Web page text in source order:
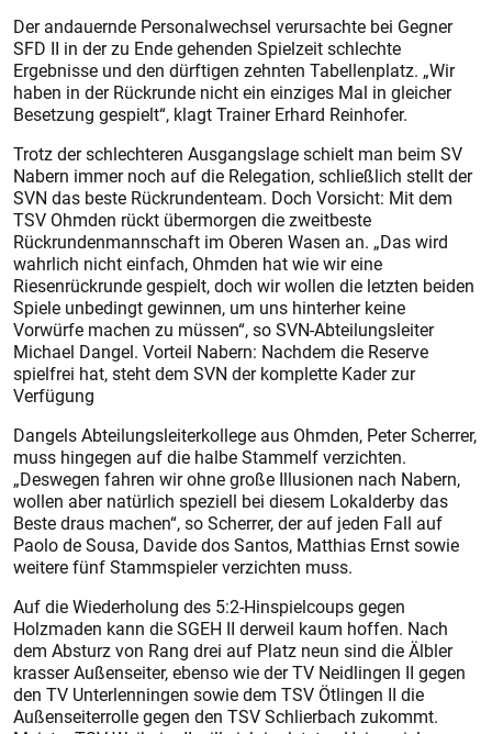
Der andauernde Personalwechsel verursachte bei Gegner
SFD II in der zu Ende gehenden Spielzeit schlechte
Ergebnisse und den dürftigen zehnten Tabellenplatz. „Wir
haben in der Rückrunde nicht ein einziges Mal in gleicher
Besetzung gespielt“, klagt Trainer Erhard Reinhofer.
Trotz der schlechteren Ausgangslage schielt man beim SV
Nabern immer noch auf die Relegation, schließlich stellt der
SVN das beste Rückrundenteam. Doch Vorsicht: Mit dem
TSV Ohmden rückt übermorgen die zweitbeste
Rückrundenmannschaft im Oberen Wasen an. „Das wird
wahrlich nicht einfach, Ohmden hat wie wir eine
Riesenrückrunde gespielt, doch wir wollen die letzten beiden
Spiele unbedingt gewinnen, um uns hinterher keine
Vorwürfe machen zu müssen“, so SVN-Abteilungsleiter
Michael Dangel. Vorteil Nabern: Nachdem die Reserve
spielfrei hat, steht dem SVN der komplette Kader zur
Verfügung
Dangels Abteilungsleiterkollege aus Ohmden, Peter Scherrer,
muss hingegen auf die halbe Stammelf verzichten.
„Deswegen fahren wir ohne große Illusionen nach Nabern,
wollen aber natürlich speziell bei diesem Lokalderby das
Beste draus machen“, so Scherrer, der auf jeden Fall auf
Paolo de Sousa, Davide dos Santos, Matthias Ernst sowie
weitere fünf Stammspieler verzichten muss.
Auf die Wiederholung des 5:2-Hinspielcoups gegen
Holzmaden kann die SGEH II derweil kaum hoffen. Nach
dem Absturz von Rang drei auf Platz neun sind die Älbler
krasser Außenseiter, ebenso wie der TV Neidlingen II gegen
den TV Unterlenningen sowie dem TSV Ötlingen II die
Außenseiterrolle gegen den TSV Schlierbach zukommt.